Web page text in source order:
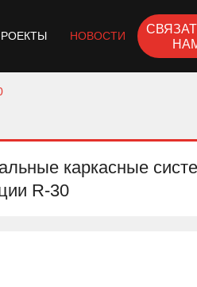
НОВОСТИ
каркасные
R-30